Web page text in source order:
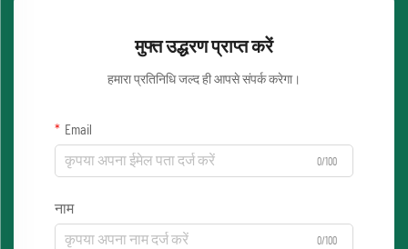
मुफ्त उद्धरण प्राप्त करें
हमारा प्रतिनिधि जल्द ही आपसे संपर्क करेगा।
Email
0/100
नाम
0/100